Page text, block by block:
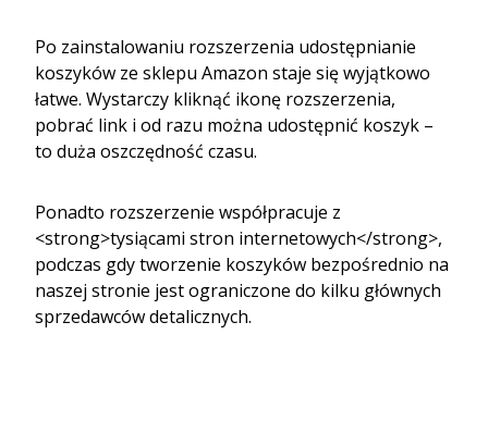
Po zainstalowaniu rozszerzenia udostępnianie
koszyków ze sklepu Amazon staje się wyjątkowo
łatwe. Wystarczy kliknąć ikonę rozszerzenia,
pobrać link i od razu można udostępnić koszyk –
to duża oszczędność czasu.
Ponadto rozszerzenie współpracuje z
<strong>tysiącami stron internetowych</strong>,
podczas gdy tworzenie koszyków bezpośrednio na
naszej stronie jest ograniczone do kilku głównych
sprzedawców detalicznych.